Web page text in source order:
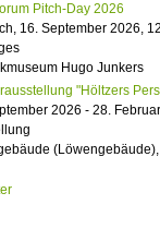
Pitch-Day 2026
16. September 2026,
Hugo Junkers
"Höltzers
2026 - 28.